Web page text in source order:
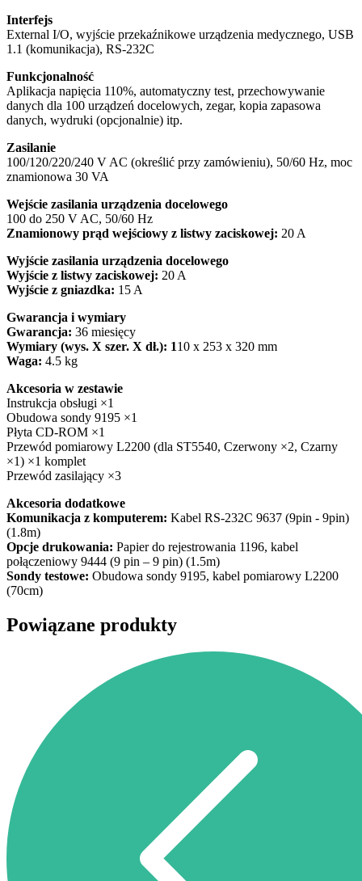
Interfejs
External I/O, wyjście przekaźnikowe urządzenia medycznego, USB
1.1 (komunikacja), RS-232C
Funkcjonalność
Aplikacja napięcia 110%, automatyczny test, przechowywanie
danych dla 100 urządzeń docelowych, zegar, kopia zapasowa
danych, wydruki (opcjonalnie) itp.
Zasilanie
100/120/220/240 V AC (określić przy zamówieniu), 50/60 Hz, moc
znamionowa 30 VA
Wejście zasilania urządzenia docelowego
100 do 250 V AC, 50/60 Hz
Znamionowy prąd wejściowy z listwy zaciskowej: 20 A
Wyjście zasilania urządzenia docelowego
Wyjście z listwy zaciskowej: 20 A
Wyjście z gniazdka: 15 A
Gwarancja i wymiary
Gwarancja: 36 miesięcy
Wymiary (wys. X szer. X dł.): 110 x 253 x 320 mm
Waga: 4.5 kg
Akcesoria w zestawie
Instrukcja obsługi ×1
Obudowa sondy 9195 ×1
Płyta CD-ROM ×1
Przewód pomiarowy L2200 (dla ST5540, Czerwony ×2, Czarny
×1) ×1 komplet
Przewód zasilający ×3
Akcesoria dodatkowe
Komunikacja z komputerem: Kabel RS-232C 9637 (9pin - 9pin)
(1.8m)
Opcje drukowania: Papier do rejestrowania 1196, kabel
połączeniowy 9444 (9 pin – 9 pin) (1.5m)
Sondy testowe: Obudowa sondy 9195, kabel pomiarowy L2200
(70cm)
Powiązane produkty